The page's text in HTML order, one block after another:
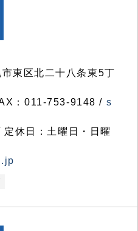
東区北二十八条東5丁
：011-753-9148 / s
休日：土曜日・日曜